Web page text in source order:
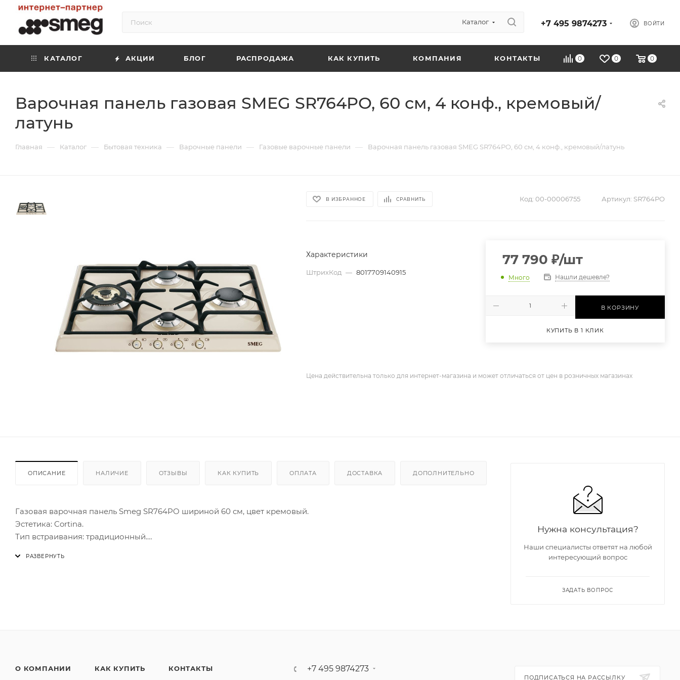
Каталог +7 495 9874273 ВОЙТИ
0 0 0
КАТАЛОГ АКЦИИ БЛОГ РАСПРОДАЖА КАК КУПИТЬ КОМПАНИЯ КОНТАКТЫ
Варочная панель газовая SMEG SR764PO, 60 см, 4 конф., кремовый/
латунь
Главная — Каталог — Бытовая техника — Варочные панели — Газовые варочные панели — Варочная панель газовая SMEG SR764PO, 60 см, 4 конф., кремовый/латунь
В ИЗБРАННОЕ СРАВНИТЬ Код: 00-00006755 Артикул: SR764PO
Характеристики
ШтрихКод — 8017709140915
77 790 ₽/шт
Много Нашли дешевле?
В КОРЗИНУ
КУПИТЬ В 1 КЛИК
Цена действительна только для интернет-магазина и может отличаться от цен в розничных магазинах
ОПИСАНИЕ НАЛИЧИЕ ОТЗЫВЫ КАК КУПИТЬ ОПЛАТА ДОСТАВКА ДОПОЛНИТЕЛЬНО
Газовая варочная панель Smeg SR764PO шириной 60 см, цвет кремовый.
Эстетика: Cortina.
Тип встраивания: традиционный.
Нужна консультация?
Наши специалисты ответят на любой
интересующий вопрос
ЗАДАТЬ ВОПРОС
О КОМПАНИИ КАК КУПИТЬ КОНТАКТЫ +7 495 9874273
ПОДПИСАТЬСЯ НА РАССЫЛКУ